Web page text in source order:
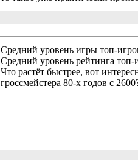
Средний уровень игры топ-
Средний уровень рейтинга топ-
Что растёт быстрее, вот
гроссмейстера 80-х годов с